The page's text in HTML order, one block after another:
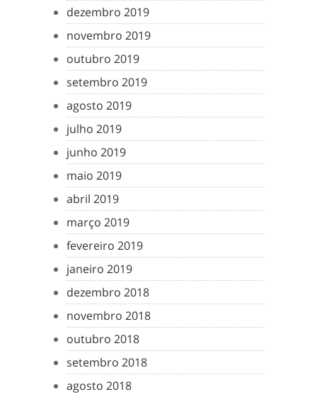
dezembro 2019
novembro 2019
outubro 2019
setembro 2019
agosto 2019
julho 2019
junho 2019
maio 2019
abril 2019
março 2019
fevereiro 2019
janeiro 2019
dezembro 2018
novembro 2018
outubro 2018
setembro 2018
agosto 2018